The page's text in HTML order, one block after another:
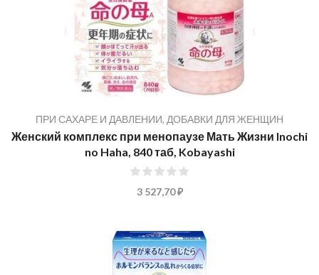
ПРИ САХАРЕ И ДАВЛЕНИИ, ДОБАВКИ ДЛЯ ЖЕНЩИН
Женский комплекс при менопаузе Мать Жизни Inochi
no Haha, 840 таб, Kobayashi
3 527,70 ₽